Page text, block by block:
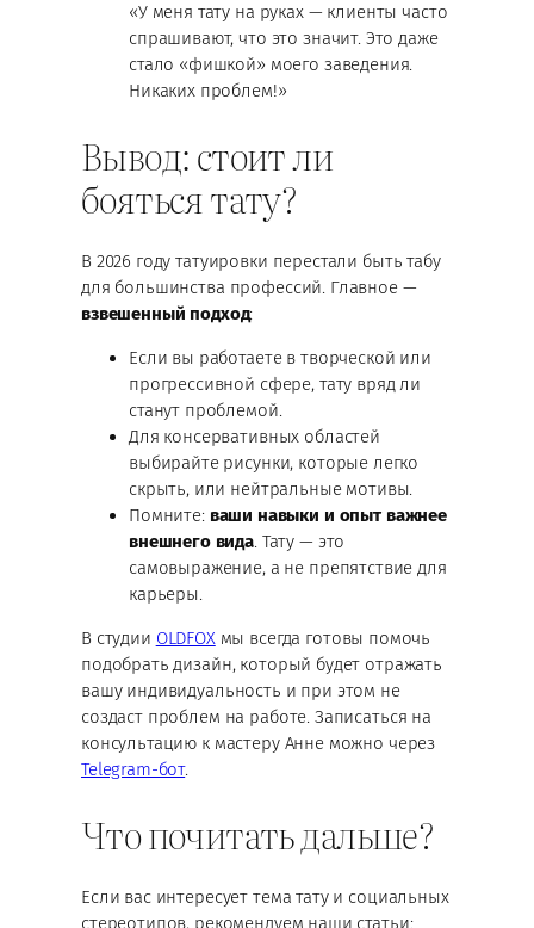
«У меня тату на руках — клиенты часто
спрашивают, что это значит. Это даже
стало «фишкой» моего заведения.
Никаких проблем!»
Вывод: стоит ли
бояться тату?
В 2026 году татуировки перестали быть табу
для большинства профессий. Главное —
взвешенный подход:
Если вы работаете в творческой или
прогрессивной сфере, тату вряд ли
станут проблемой.
Для консервативных областей
выбирайте рисунки, которые легко
скрыть, или нейтральные мотивы.
Помните: ваши навыки и опыт важнее
внешнего вида. Тату — это
самовыражение, а не препятствие для
карьеры.
В студии OLDFOXмы всегда готовы помочь
подобрать дизайн, который будет отражать
вашу индивидуальность и при этом не
создаст проблем на работе. Записаться на
консультацию к мастеру Анне можно через
Telegram-бот.
Что почитать дальше?
Если вас интересует тема тату и социальных